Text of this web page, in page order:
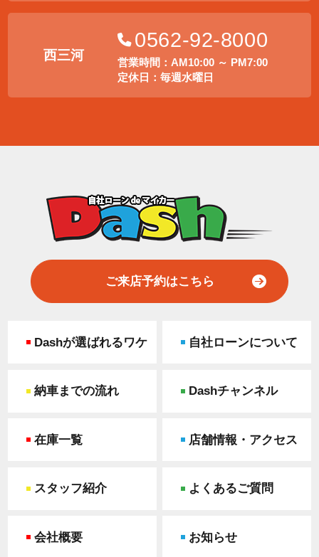
西三河
0562-92-8000
営業時間：AM10:00 ～ PM7:00
定休日：毎週水曜日
ご来店予約はこちら
Dashが選ばれるワケ 自社ローンについて
納車までの流れ Dashチャンネル
在庫一覧 店舗情報・アクセス
スタッフ紹介 よくあるご質問
会社概要 お知らせ